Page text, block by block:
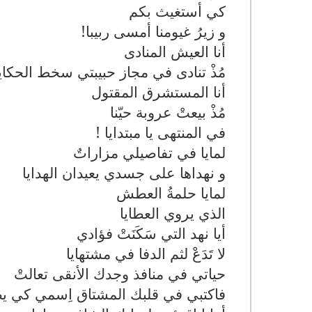
كي أستغيث بكم
و زيرُ غيومنا أمسى ربيبا!
أنا العيش المنادى
مُذْ تنادى في مجاز حبيبتي سخط
أنا المستشرق المقتول
مُذْ بيعتْ عروبة حيّنا
في المنتهى يا مبتدايا !
لمايا في تفاصيلي مزاراتٌ
و نهداها على جسدي يعيدان الهدايا
لمايا حلمةُ العطش
الذي يروي العطايا
أيا نهد التي سَكَنَتْ فؤادي
لا تَدَعْ لثم الدفا في مشتهايا
حياتي في منافذ وجدك الأنقى تعالتْ
فاكتبي في قلبك المشتاق اِسمي كي